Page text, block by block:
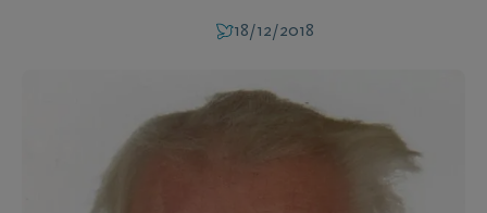
18/12/2018